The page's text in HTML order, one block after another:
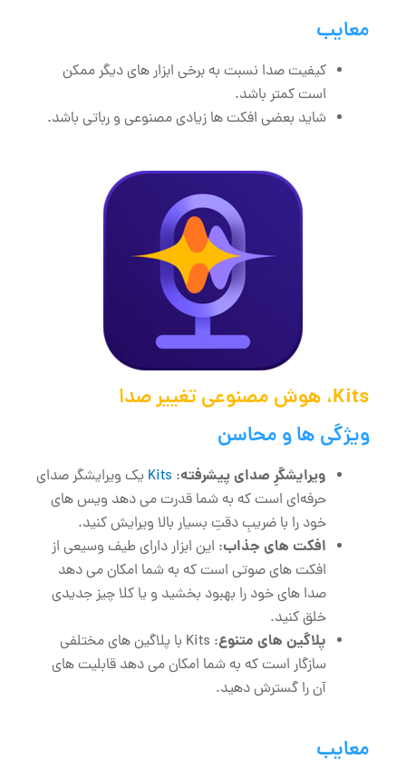
معایب
کیفیت صدا نسبت به برخی ابزار های دیگر ممکن
است کمتر باشد.
شاید بعضی افکت ها زیادی مصنوعی و رباتی باشد.
Kits، هوش مصنوعی تغییر صدا
ویژگی‌ ها و محاسن
ویرایشگرِ صدای پیشرفته:
Kitsیک ویرایشگر صدای
حرفه‌ای است که به شما قدرت می‌ دهد ویس های
خود را با ضریبِ دقتِ بسیار بالا ویرایش کنید.
افکت ‌های جذاب: این ابزار دارای طیف وسیعی از
افکت‌ های صوتی است که به شما امکان می ‌دهد
صدا های خود را بهبود بخشید و یا کلا چیز جدیدی
خلق کنید.
پلاگین‌ های متنوع
: Kits با پلاگین ‌های مختلفی
سازگار است که به شما امکان می ‌دهد قابلیت‌ های
آن را گسترش دهید.
معایب